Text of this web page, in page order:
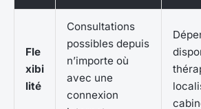
Fle
xibi
lité
Consultations
possibles depuis
n’importe où
avec une
connexion